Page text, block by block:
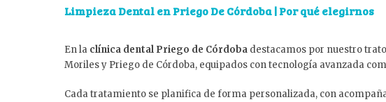
Limpieza Dental en Priego De Córdoba | Por qué elegirnos
En la clínica dental Priego de Córdoba destacamos por nuestro
Moriles y Priego de Córdoba, equipados con tecnología avanzada
Cada tratamiento se planifica de forma personalizada, con